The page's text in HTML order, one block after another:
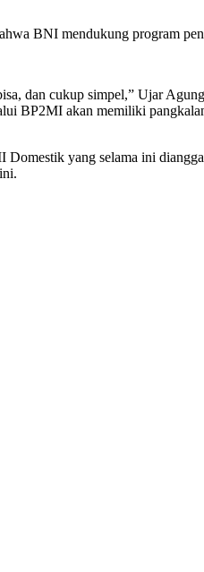
BNI mendukung program
dan cukup simpel,” Ujar
BP2MI akan memiliki
yang selama ini